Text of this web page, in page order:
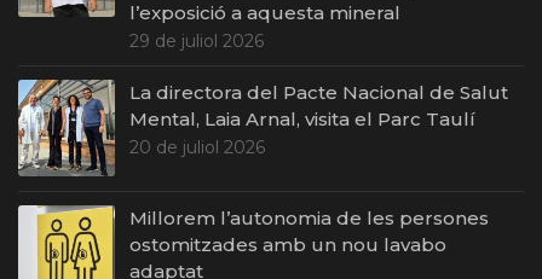
l’exposició a aquesta mineral
29 de juliol 2026
La directora del Pacte Nacional de Salut
Mental, Laia Arnal, visita el Parc Taulí
20 de juliol 2026
Millorem l’autonomia de les persones
ostomitzades amb un nou lavabo
adaptat